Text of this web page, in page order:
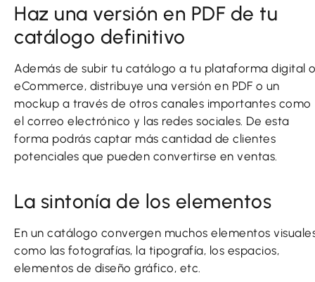
Haz una versión en PDF de tu
catálogo definitivo
Además de subir tu catálogo a tu plataforma digital
eCommerce, distribuye una versión en PDF o un
mockup a través de otros canales importantes como
el correo electrónico y las redes sociales. De esta
forma podrás captar más cantidad de clientes
potenciales que pueden convertirse en ventas.
La sintonía de los elementos
En un catálogo convergen muchos elementos
como las fotografías, la tipografía, los espacios,
elementos de diseño gráfico, etc.